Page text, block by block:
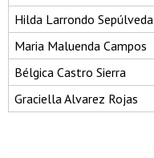
Hilda Larrondo Sepúlveda
Maria Maluenda Campos
Bélgica Castro Sierra
Graciella Alvarez Rojas